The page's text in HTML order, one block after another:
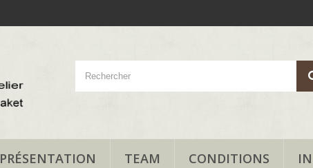
PRÉSENTATION TEAM CONDITIONS